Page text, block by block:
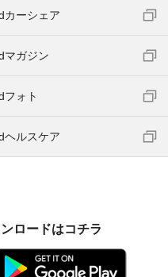
カーシェア
マガジン
フォト
ヘルスケア
ロードはコチラ